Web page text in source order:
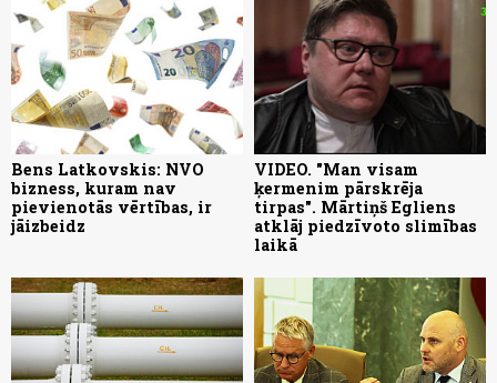
Bens Latkovskis: NVO
bizness, kuram nav
pievienotās vērtības, ir
jāizbeidz
VIDEO. "Man visam
ķermenim pārskrēja
tirpas". Mārtiņš Egliens
atklāj piedzīvoto slimības
laikā